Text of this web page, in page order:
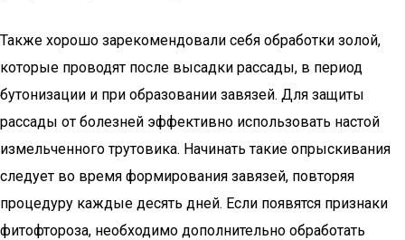
Также хорошо зарекомендовали себя обработки золой,
которые проводят после высадки рассады, в период
бутонизации и при образовании завязей. Для защиты
рассады от болезней эффективно использовать настой
измельченного трутовика. Начинать такие опрыскивания
следует во время формирования завязей, повторяя
процедуру каждые десять дней. Если появятся признаки
фитофтороза, необходимо дополнительно обработать